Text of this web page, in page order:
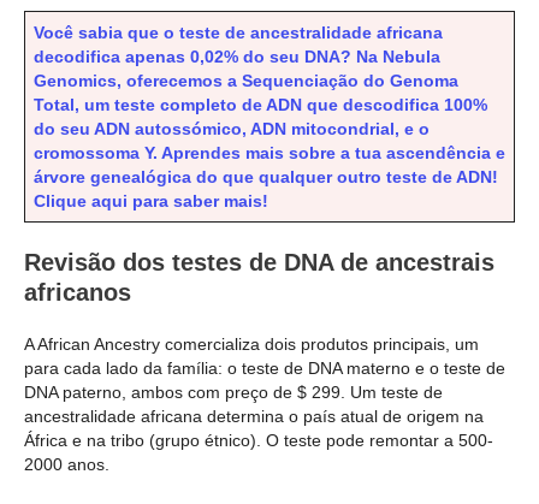
Você sabia que o teste de ancestralidade africana
decodifica apenas 0,02% do seu DNA? Na Nebula
Genomics, oferecemos a Sequenciação do Genoma
Total, um teste completo de ADN que descodifica 100%
do seu ADN autossómico, ADN mitocondrial, e o
cromossoma Y. Aprendes mais sobre a tua ascendência e
árvore genealógica do que qualquer outro teste de ADN!
Clique aqui para saber mais!
Revisão dos testes de DNA de ancestrais
africanos
A African Ancestry comercializa dois produtos principais, um
para cada lado da família: o teste de DNA materno e o teste de
DNA paterno, ambos com preço de $ 299. Um teste de
ancestralidade africana determina o país atual de origem na
África e na tribo (grupo étnico). O teste pode remontar a 500-
2000 anos.